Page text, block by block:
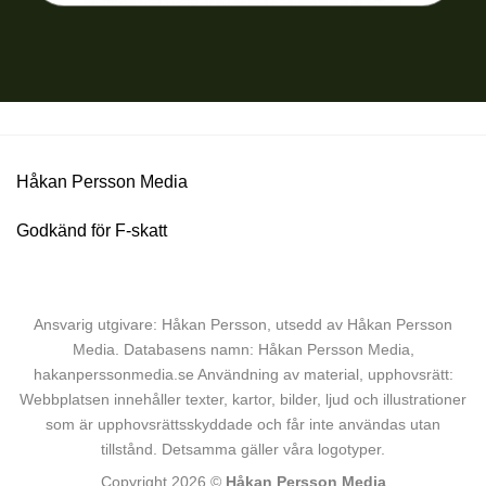
Håkan Persson Media
Godkänd för F-skatt
Ansvarig utgivare: Håkan Persson, utsedd av Håkan Persson
Media. Databasens namn: Håkan Persson Media,
hakanperssonmedia.se Användning av material, upphovsrätt:
Webbplatsen innehåller texter, kartor, bilder, ljud och illustrationer
som är upphovsrättsskyddade och får inte användas utan
tillstånd. Detsamma gäller våra logotyper.
Copyright 2026 © Håkan Persson Media